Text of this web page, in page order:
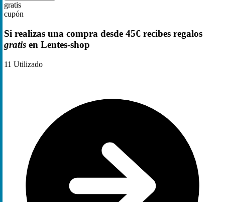
gratis
cupón
Si realizas una compra desde 45€ recibes regalos
gratis en Lentes-shop
11 Utilizado